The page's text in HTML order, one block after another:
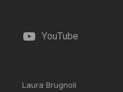
YouTube
Laura Brugnoli